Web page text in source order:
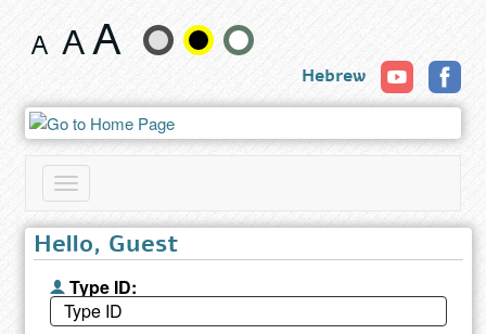
Change
size
and
color
Hebrew
Toggle
navigation
Hello, Guest
Type ID: